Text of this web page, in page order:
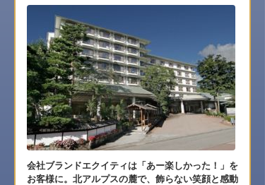
会社ブランドエクイティは「あー楽しかった！」を
お客様に。北アルプスの麓で、飾らない笑顔と感動